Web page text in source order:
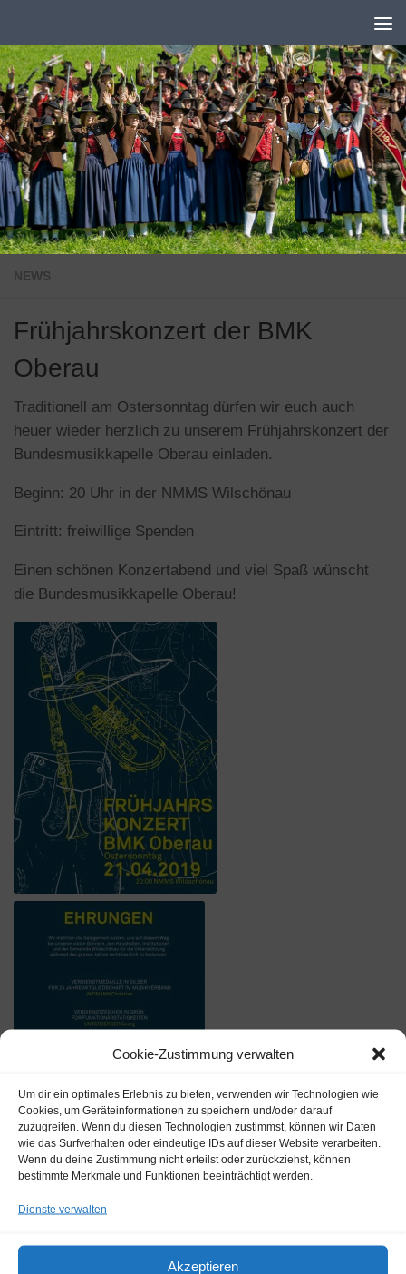
Cookie-Zustimmung verwalten
Um dir ein optimales Erlebnis zu bieten, verwenden wir Technologien wie
Cookies, um Geräteinformationen zu speichern und/oder darauf
zuzugreifen. Wenn du diesen Technologien zustimmst, können wir Daten
wie das Surfverhalten oder eindeutige IDs auf dieser Website verarbeiten.
Wenn du deine Zustimmung nicht erteilst oder zurückziehst, können
bestimmte Merkmale und Funktionen beeinträchtigt werden.
Dienste verwalten
Akzeptieren
NEWS
Frühjahrskonzert der BMK
Oberau
Traditionell am Ostersonntag dürfen wir euch auch
heuer wieder herzlich zu unserem Frühjahrskonzert der
Bundesmusikkapelle Oberau einladen.
Beginn: 20 Uhr in der NMMS Wilschönau
Eintritt: freiwillige Spenden
Einen schönen Konzertabend und viel Spaß wünscht
die Bundesmusikkapelle Oberau!